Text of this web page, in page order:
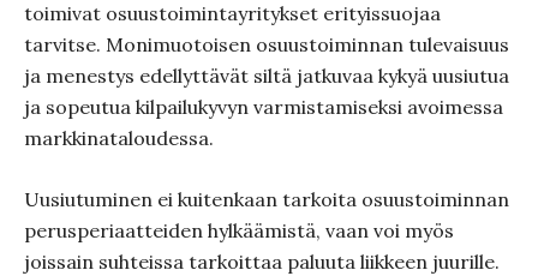
toimivat osuustoimintayritykset erityissuojaa
tarvitse. Monimuotoisen osuustoiminnan tulevaisuus
ja menestys edellyttävät siltä jatkuvaa kykyä uusiutua
ja sopeutua kilpailukyvyn varmistamiseksi avoimessa
markkinataloudessa.
Uusiutuminen ei kuitenkaan tarkoita osuustoiminnan
perusperiaatteiden hylkäämistä, vaan voi myös
joissain suhteissa tarkoittaa paluuta liikkeen juurille.